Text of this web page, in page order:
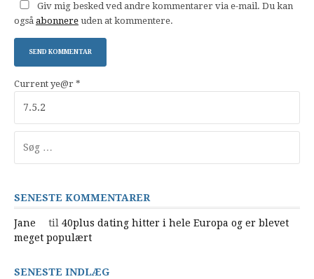
Giv mig besked ved andre kommentarer via e-mail. Du kan
også abonnere uden at kommentere.
Current ye@r *
efter:
SENESTE KOMMENTARER
Jane til40plus dating hitter i hele Europa og er blevet
meget populært
SENESTE INDLÆG